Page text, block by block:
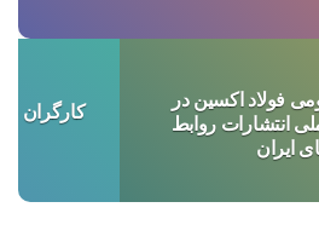
فولاد اکسین در
انتشارات روابط‌
ایران
کارگران